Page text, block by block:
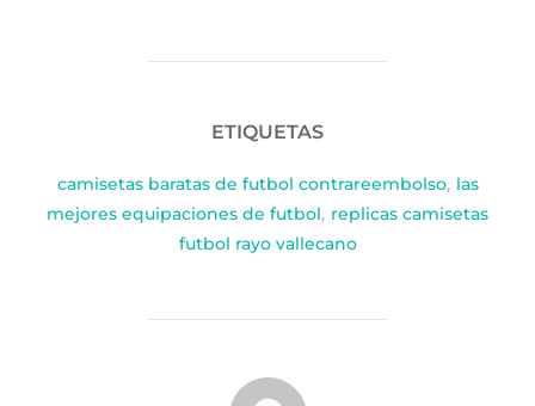
ETIQUETAS
camisetas baratas de futbol contrareembolso, las
mejores equipaciones de futbol, replicas camisetas
futbol rayo vallecano
AUTOR DE LA PUBLICACIÓN